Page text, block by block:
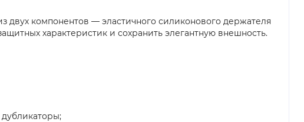
двух компонентов — эластичного силиконового держателя
характеристик и сохранить элегантную внешность.